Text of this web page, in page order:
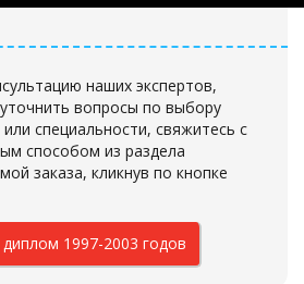
наших экспертов,
вопросы по выбору
специальности, свяжитесь с
способом из раздела
заказа, кликнув по кнопке
диплом 1997-2003 годов